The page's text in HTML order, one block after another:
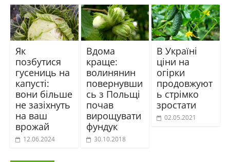
Як
позбутися
гусениць на
капусті:
вони більше
не зазіхнуть
на ваш
врожай
12.06.2024
Вдома
краще:
волинянин
повернувши
сь з Польщі
почав
вирощувати
фундук
30.10.2018
В Україні
ціни на
огірки
продовжуют
ь стрімко
зростати
02.05.2021